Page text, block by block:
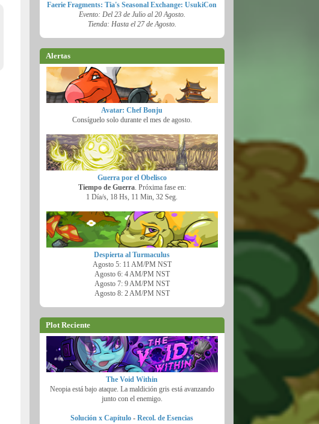
Faerie Fragments: Tia's Seasonal Exchange: UsukiCon
Evento: Del 23 de Julio al 20 Agosto.
Tienda: Hasta el 27 de Agosto.
Alertas
Avatar: Chef Bonju
Consíguelo solo durante el mes de agosto.
Guerra por el Obelisco
Tiempo de Guerra. Próxima fase en:
1 Día/s, 18 Hs, 11 Min, 31 Seg.
Despierta al Turmaculus
Agosto 5: 11 AM/PM NST
Agosto 6: 4 AM/PM NST
Agosto 7: 9 AM/PM NST
Agosto 8: 2 AM/PM NST
Plot Reciente
The Void Within
Neopia está bajo ataque. La maldición gris está avanzando
junto con el enemigo.
Solución x Capítulo -Recol. de Esencias